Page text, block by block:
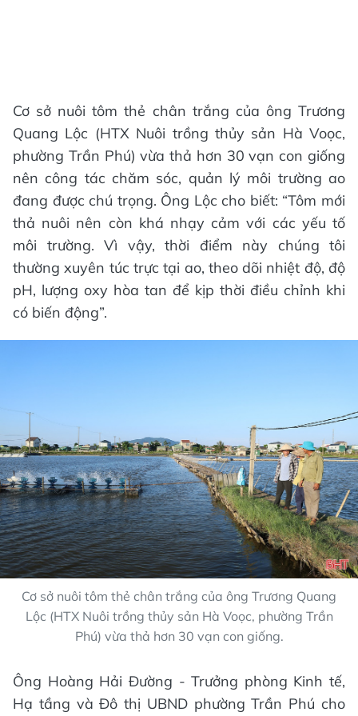
Cơ sở nuôi tôm thẻ chân trắng của ông Trương
Quang Lộc (HTX Nuôi trồng thủy sản Hà Voọc,
phường Trần Phú) vừa thả hơn 30 vạn con giống
nên công tác chăm sóc, quản lý môi trường ao
đang được chú trọng. Ông Lộc cho biết: “Tôm mới
thả nuôi nên còn khá nhạy cảm với các yếu tố
môi trường. Vì vậy, thời điểm này chúng tôi
thường xuyên túc trực tại ao, theo dõi nhiệt độ, độ
pH, lượng oxy hòa tan để kịp thời điều chỉnh khi
có biến động”.
Cơ sở nuôi tôm thẻ chân trắng của ông Trương Quang
Lộc (HTX Nuôi trồng thủy sản Hà Voọc, phường Trần
Phú) vừa thả hơn 30 vạn con giống.
Ông Hoàng Hải Đường - Trưởng phòng Kinh tế,
Hạ tầng và Đô thị UBND phường Trần Phú cho